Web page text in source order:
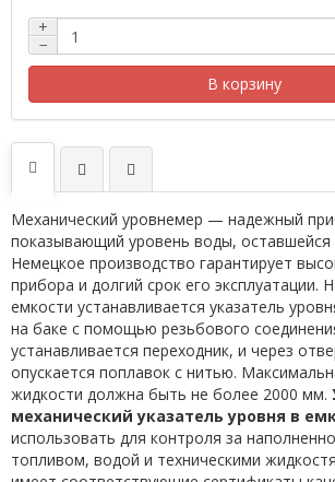
+
−
В корзину
Механический уровнемер — надежный
показывающий уровень воды, оставшейся
Немецкое производство гарантирует
прибора и долгий срок его эксплуатации.
емкости устанавливается указатель
на баке с помощью резьбового
устанавливается переходник, и через
опускается поплавок с нитью.
жидкости должна быть не более 2000 мм.
механический указатель уровня в
использовать для контроля за
топливом, водой и техническими